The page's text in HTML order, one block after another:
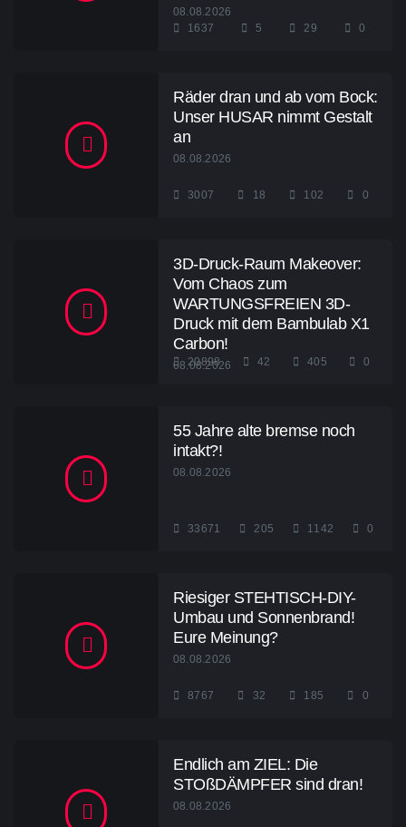
08.08.2026
1637
5 29 0
Räder dran und ab vom Bock:
Unser HUSAR nimmt Gestalt
an
08.08.2026
3007 18 102 0
3D-Druck-Raum Makeover:
Vom Chaos zum
WARTUNGSFREIEN 3D-
Druck mit dem Bambulab X1
Carbon!
08.08.2026
20898 42 405 0
55 Jahre alte bremse noch
intakt?!
08.08.2026
33671 205 1142 0
Riesiger STEHTISCH-DIY-
Umbau und Sonnenbrand!
Eure Meinung?
08.08.2026
8767 32 185 0
Endlich am ZIEL: Die
STOßDÄMPFER sind dran!
08.08.2026